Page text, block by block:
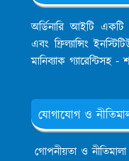
অর্ডিনারি আইটি একটি
এবং ফ্রিল্যান্সিং
মানিব্যাক গ্যারেন্টিসহ -
যোগাযোগ ও
গোপনীয়তা ও নীতিমালা